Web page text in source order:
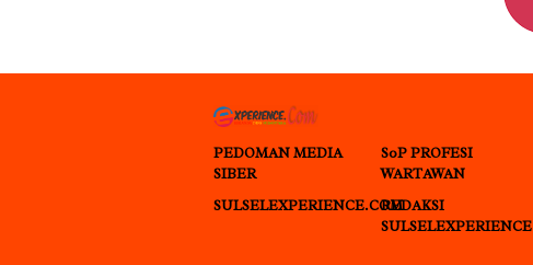
PEDOMAN MEDIA
SIBER
S0P PROFESI
WARTAWAN
SULSELEXPERIENCE.COMREDAKSI
SULSELEXPERIENCE